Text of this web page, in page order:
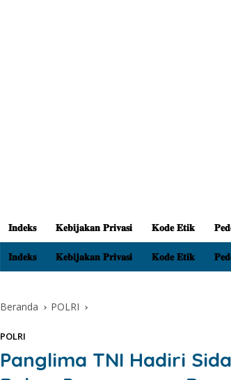
𝐈𝐧𝐝𝐞𝐤𝐬 𝐊𝐞𝐛𝐢𝐣𝐚𝐤𝐚𝐧 𝐏𝐫𝐢𝐯𝐚𝐬𝐢 𝐊𝐨𝐝𝐞 𝐄𝐭𝐢𝐤
𝐈𝐧𝐝𝐞𝐤𝐬 𝐊𝐞𝐛𝐢𝐣𝐚𝐤𝐚𝐧 𝐏𝐫𝐢𝐯𝐚𝐬𝐢 𝐊𝐨𝐝𝐞 𝐄𝐭𝐢𝐤
Beranda POLRI
POLRI
Panglima TNI Hadiri